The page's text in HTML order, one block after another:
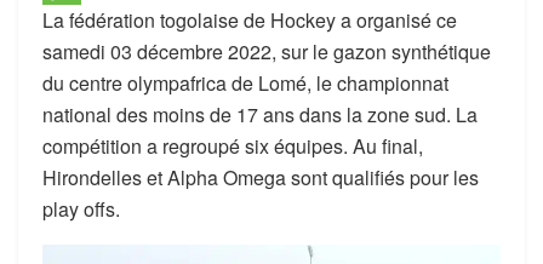
p
p
o
o
t
e
e
g
a
m
b
e
i
n
e
d
I
M
e
s
a
g
La fédération togolaise de Hockey a organisé ce
samedi 03 décembre 2022, sur le gazon synthétique
du centre olympafrica de Lomé, le championnat
national des moins de 17 ans dans la zone sud. La
compétition a regroupé six équipes. Au final,
Hirondelles et Alpha Omega sont qualifiés pour les
play offs.